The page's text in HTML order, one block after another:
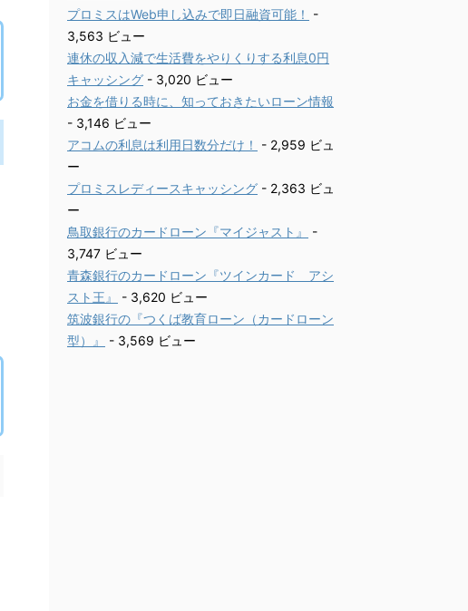
プロミスはWeb申し込みで即日融資可能！
-
3,563 ビュー
連休の収入減で生活費をやりくりする利息0円
キャッシング - 3,020 ビュー
お金を借りる時に、知っておきたいローン情報
- 3,146 ビュー
アコムの利息は利用日数分だけ！
- 2,959 ビュ
ー
プロミスレディースキャッシング - 2,363 ビュ
ー
鳥取銀行のカードローン『マイジャスト』
-
3,747 ビュー
青森銀行のカードローン『ツインカード アシ
スト王』
- 3,620 ビュー
筑波銀行の『つくば教育ローン（カードローン
型）』
- 3,569 ビュー